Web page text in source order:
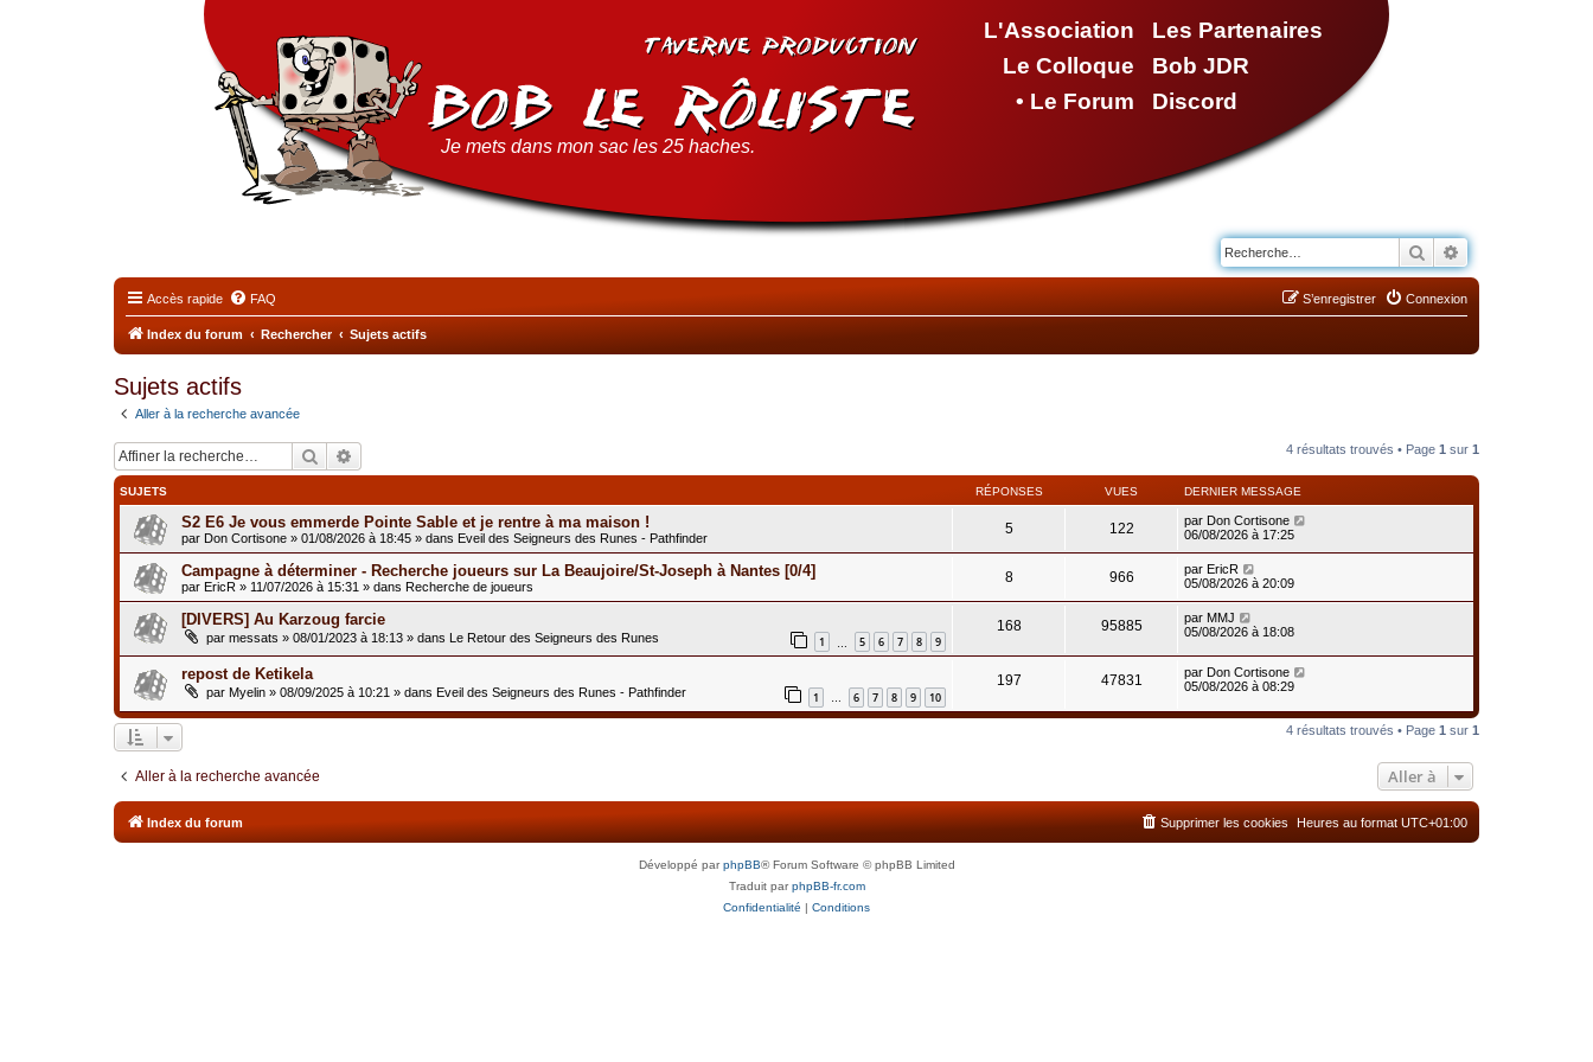
L'Association
Le Colloque
• Le Forum
Les Partenaires
Bob JDR
Discord
Je mets dans mon sac les 25 haches.
Rechercher
Accès rapide FAQ Connexion
S’enregistrer
Index du forum Rechercher Sujets actifs
Sujets actifs
Aller à la recherche avancée
Rechercher 4 résultats trouvés • Page 1 sur 1
SUJETS RÉPONSES VUES DERNIER MESSAGE
S2 E6 Je vous emmerde Pointe Sable et je rentre à ma maison !
par Don Cortisone » 01/08/2026 à 18:45 » dans Eveil des Seigneurs des Runes - Pathfinder
5 122 par Don Cortisone
06/08/2026 à 17:25
Campagne à déterminer - Recherche joueurs sur La Beaujoire/St-Joseph à Nantes [0/4]
par EricR » 11/07/2026 à 15:31 » dans Recherche de joueurs
8 966 par EricR
05/08/2026 à 20:09
[DIVERS] Au Karzoug farcie
par messats » 08/01/2023 à 18:13 » dans Le Retour des Seigneurs des Runes 1 5 6 7 8 9
168 95885 par MMJ
05/08/2026 à 18:08
repost de Ketikela
par Myelin » 08/09/2025 à 10:21 » dans Eveil des Seigneurs des Runes - Pathfinder 1 … 6 7 8 9 10
197 47831 par Don Cortisone
05/08/2026 à 08:29
4 résultats trouvés • Page 1 sur 1
Aller à la recherche avancée Aller à
Index du forum Heures au format UTC+01:00
Supprimer les cookies
Développé parphpBB® Forum Software © phpBB Limited
Traduit parphpBB-fr.com
Confidentialité | Conditions